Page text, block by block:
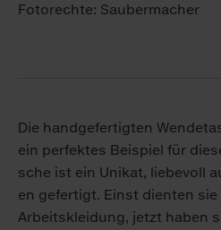
Fotorechte: Saubermacher
Die hand­ge­fer­tig­ten
ein per­fek­tes Bei­spiel für
sche ist ein Uni­kat, lie­be­voll
en ge­fer­tigt. Einst dien­ten
Ar­beits­klei­dung, jetzt ha­ben